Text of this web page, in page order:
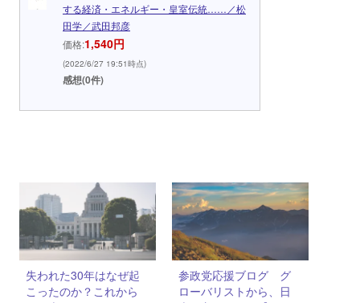
する経済・エネルギー・皇室伝統……／松
田学／武田邦彦
価格:1,540円
(2022/6/27 19:51時点)
感想(0件)
失われた30年はなぜ起
こったのか？これから
参政党応援ブログ グ
ローバリストから、日